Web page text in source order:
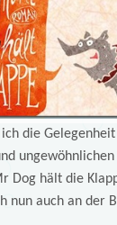
die
Dog hält die
nun auch an der